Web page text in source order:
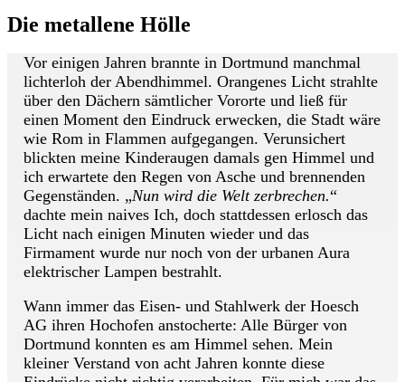
Die metallene Hölle
Vor einigen Jahren brannte in Dortmund manchmal
lichterloh der Abendhimmel. Orangenes Licht strahlte
über den Dächern sämtlicher Vororte und ließ für
einen Moment den Eindruck erwecken, die Stadt wäre
wie Rom in Flammen aufgegangen. Verunsichert
blickten meine Kinderaugen damals gen Himmel und
ich erwartete den Regen von Asche und brennenden
Gegenständen. „Nun wird die Welt zerbrechen.“
dachte mein naives Ich, doch stattdessen erlosch das
Licht nach einigen Minuten wieder und das
Firmament wurde nur noch von der urbanen Aura
elektrischer Lampen bestrahlt.
Wann immer das Eisen- und Stahlwerk der Hoesch
AG ihren Hochofen anstocherte: Alle Bürger von
Dortmund konnten es am Himmel sehen. Mein
kleiner Verstand von acht Jahren konnte diese